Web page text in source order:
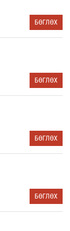
БӨГЛӨХ
БӨГЛӨХ
БӨГЛӨХ
БӨГЛӨХ